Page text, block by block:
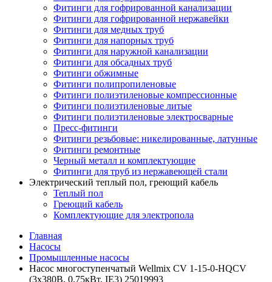
Фитинги для гофрированной канализации
Фитинги для гофрированной нержавейки
Фитинги для медных труб
Фитинги для напорных труб
Фитинги для наружной канализации
Фитинги для обсадных труб
Фитинги обжимные
Фитинги полипропиленовые
Фитинги полиэтиленовые компрессионные
Фитинги полиэтиленовые литые
Фитинги полиэтиленовые электросварные
Пресс-фитинги
Фитинги резьбовые: никелированные, латунные
Фитинги ремонтные
Черный металл и комплектующие
Фитинги для труб из нержавеющей стали
Электрический теплый пол, греющий кабель
Теплый пол
Греющий кабель
Комплектующие для электропола
Главная
Насосы
Промышленные насосы
Насос многоступенчатый Wellmix CV 1-15-0-HQCV
(3х380В, 0.75кВт, IE3) 25019993